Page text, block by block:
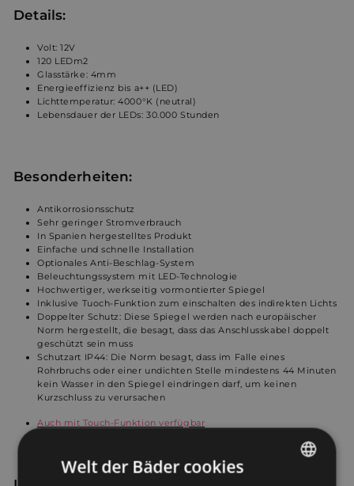
Details:
Volt: 12V
120 LEDm2
Glasstärke: 4mm
Energieeffizienz bis a++ (LED)
Lichttemperatur: 4000°K (neutral)
Lebensdauer der LEDs: 30.000 Stunden
Besonderheiten:
Antikorrosionsschutz
Sehr geringer Stromverbrauch
In Spanien hergestelltes Produkt
Einfache und schnelle Installation
Optionales Anti-Beschlag-System
Beleuchtungssystem mit LED-Technologie
Hochwertiger, werkseitig vormontierter Spiegel
Inklusive Tuoch-Funktion zum einschalten des indirekten Lichts
Doppelter Schutz: Diese Spiegel werden nach europäischer
Norm hergestellt, die besagt, dass das Anschlusskabel doppelt
geschützt sein muss
Schutzart IP44: Die Norm besagt, dass im Falle eines
Rohrbruchs oder einer undichten Stelle mindestens 44 Minuten
kein Wasser in den Spiegel eindringen darf, um keinen
Kurzschluss zu verursachen
Auch mit Touch-Funktion verfügbar
Welt der Bäder cookies